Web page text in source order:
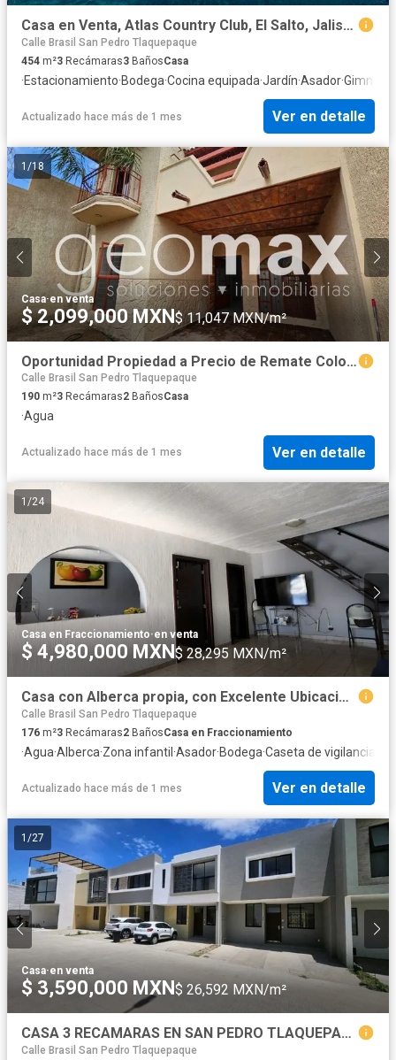
Casa en Venta, Atlas Country Club, El Salto, Jalisco.
Calle Brasil San Pedro Tlaquepaque
454 m²3 Recámaras3 BañosCasa
·Estacionamiento·Bodega·Cocina equipada·Jardín·Asador·Gimnasio
Actualizado hace más de 1 mes Ver en detalle
1 /18
Casa·en venta
$ 2,099,000 MXN$ 11,047 MXN/m²
Oportunidad Propiedad a Precio de Remate Colonia La Guadalupana en Tlaquepaque Lista Para Escriturar
Calle Brasil San Pedro Tlaquepaque
190 m²3 Recámaras2 BañosCasa
·Agua
Actualizado hace más de 1 mes Ver en detalle
1 /24
Casa en Fraccionamiento·en venta
$ 4,980,000 MXN$ 28,295 MXN/m²
Casa con Alberca propia, con Excelente Ubicación (Dentro de Coto) a 1 min. de Periférico
Calle Brasil San Pedro Tlaquepaque
176 m²3 Recámaras2 BañosCasa en Fraccionamiento
·Agua·Alberca·Zona infantil ·Asador·Bodega·Caseta de vigilancia
Actualizado hace más de 1 mes Ver en detalle
1 /27
Casa·en venta
$ 3,590,000 MXN$ 26,592 MXN/m²
CASA 3 RECAMARAS EN SAN PEDRO TLAQUEPAQUE
Calle Brasil San Pedro Tlaquepaque